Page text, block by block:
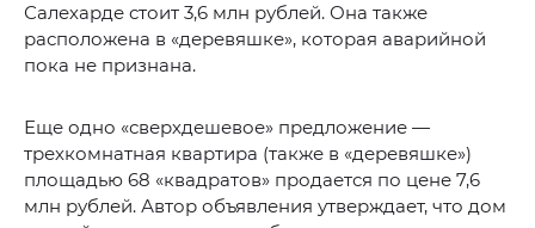
Салехарде стоит 3,6 млн рублей. Она также
расположена в «деревяшке», которая аварийной
пока не признана.
Еще одно «сверхдешевое» предложение —
трехкомнатная квартира (также в «деревяшке»)
площадью 68 «квадратов» продается по цене 7,6
млн рублей. Автор объявления утверждает, что дом